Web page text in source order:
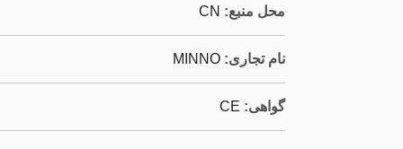
محل منبع: CN
نام تجاری: MINNO
گواهی: CE